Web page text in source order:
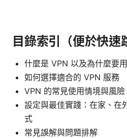
目錄索引（便於快速
什麼是 VPN 以及為什麼要
如何選擇適合的 VPN 服務
VPN 的常見使用情境與風險
設定與最佳實踐：在家、在
式
常見誤解與問題排解